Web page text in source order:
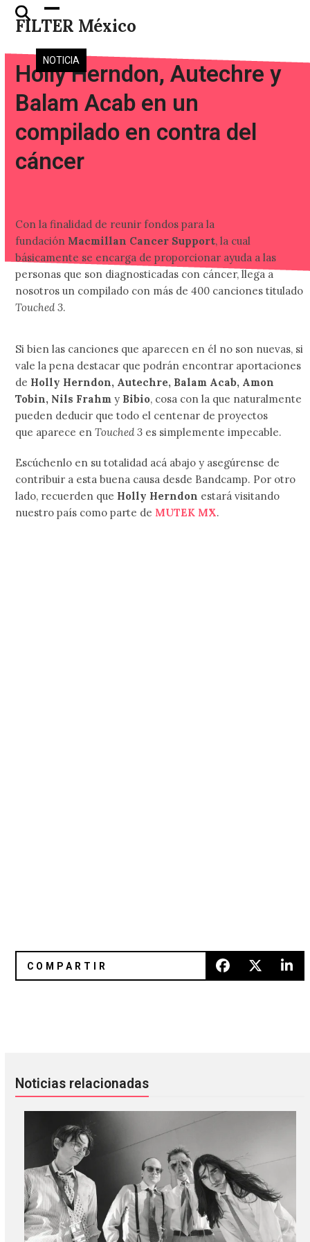
Skip
FILTER México
Open
mobile
menu
Close
mobile
menu
NOTICIA
Holly Herndon, Autechre y
Balam Acab en un
compilado en contra del
cáncer
Con la finalidad de reunir fondos para la
fundación Macmillan Cancer Support, la cual
básicamente se encarga de proporcionar ayuda a las
personas que son diagnosticadas con cáncer, llega a
nosotros un compilado con más de 400 canciones titulado
Touched 3.
Si bien las canciones que aparecen en él no son nuevas, si
vale la pena destacar que podrán encontrar aportaciones
de Holly Herndon, Autechre, Balam Acab, Amon
Tobin, Nils Frahm y Bibio, cosa con la que naturalmente
pueden deducir que todo el centenar de proyectos
que aparece enTouched 3 es simplemente impecable.
Escúchenlo en su totalidad acá abajo y asegúrense de
contribuir a esta buena causa desde Bandcamp. Por otro
lado, recuerden que Holly Herndon estará visitando
nuestro país como parte de MUTEK MX.
Noticias relacionadas